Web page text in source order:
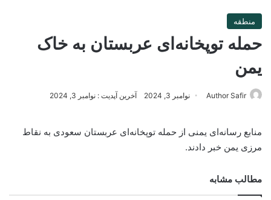
منطقه
حمله توپخانه‌ای عربستان به خاک
یمن
Author Safir نوامبر 3, 2024 آخرین آپدیت : نوامبر 3, 2024
منابع رسانه‌ای یمنی از حمله توپخانه‌ای عربستان سعودی به نقاط
مرزی یمن خبر دادند.
مطالب مشابه